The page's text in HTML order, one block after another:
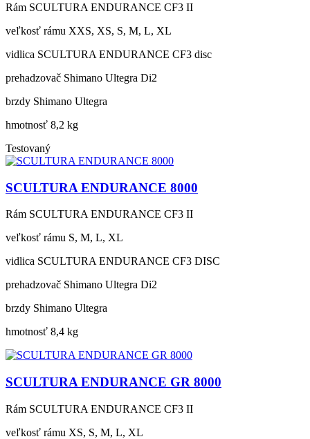
Rám SCULTURA ENDURANCE CF3 II
veľkosť rámu XXS, XS, S, M, L, XL
vidlica SCULTURA ENDURANCE CF3 disc
prehadzovač Shimano Ultegra Di2
brzdy Shimano Ultegra
hmotnosť 8,2 kg
Testovaný
SCULTURA ENDURANCE 8000
Rám SCULTURA ENDURANCE CF3 II
veľkosť rámu S, M, L, XL
vidlica SCULTURA ENDURANCE CF3 DISC
prehadzovač Shimano Ultegra Di2
brzdy Shimano Ultegra
hmotnosť 8,4 kg
SCULTURA ENDURANCE GR 8000
Rám SCULTURA ENDURANCE CF3 II
veľkosť rámu XS, S, M, L, XL